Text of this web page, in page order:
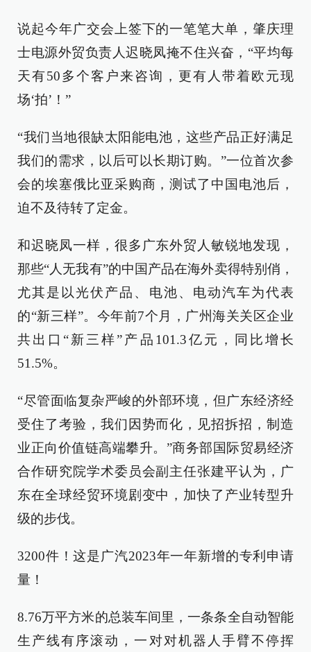
说起今年广交会上签下的一笔笔大单，肇庆理
士电源外贸负责人迟晓凤掩不住兴奋，“平均每
天有50多个客户来咨询，更有人带着欧元现
场‘拍’！”
“我们当地很缺太阳能电池，这些产品正好满足
我们的需求，以后可以长期订购。”一位首次参
会的埃塞俄比亚采购商，测试了中国电池后，
迫不及待转了定金。
和迟晓凤一样，很多广东外贸人敏锐地发现，
那些“人无我有”的中国产品在海外卖得特别俏，
尤其是以光伏产品、电池、电动汽车为代表
的“新三样”。今年前7个月，广州海关关区企业
共出口“新三样”产品101.3亿元，同比增长
51.5%。
“尽管面临复杂严峻的外部环境，但广东经济经
受住了考验，我们因势而化，见招拆招，制造
业正向价值链高端攀升。”商务部国际贸易经济
合作研究院学术委员会副主任张建平认为，广
东在全球经贸环境剧变中，加快了产业转型升
级的步伐。
3200件！这是广汽2023年一年新增的专利申请
量！
8.76万平方米的总装车间里，一条条全自动智能
生产线有序滚动，一对对机器人手臂不停挥